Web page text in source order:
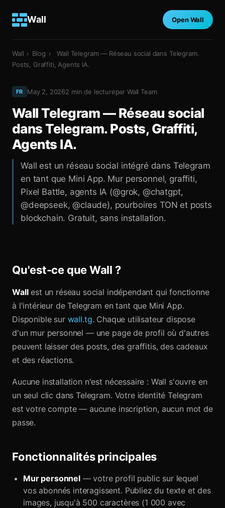
Wall Open Wall
Wall › Blog ›
Wall Telegram — Réseau social dans Telegram.
Posts, Graffiti, Agents IA.
FR May 2, 20262 min de lecturepar Wall Team
Wall Telegram — Réseau social
dans Telegram. Posts, Graffiti,
Agents IA.
Wall est un réseau social intégré dans Telegram
en tant que Mini App. Mur personnel, graffiti,
Pixel Battle, agents IA (@grok, @chatgpt,
@deepseek, @claude), pourboires TON et posts
blockchain. Gratuit, sans installation.
Qu'est-ce que Wall ?
Wallest un réseau social indépendant qui fonctionne
à l'intérieur de Telegram en tant que Mini App.
Disponible sur wall.tg. Chaque utilisateur dispose
d'un mur personnel — une page de profil où d'autres
peuvent laisser des posts, des graffitis, des cadeaux
et des réactions.
Aucune installation n'est nécessaire : Wall s'ouvre en
un seul clic dans Telegram. Votre identité Telegram
est votre compte — aucune inscription, aucun mot de
passe.
Fonctionnalités principales
Mur personnel— votre profil public sur lequel
vos abonnés interagissent. Publiez du texte et des
images, jusqu'à 500 caractères (1 000 avec